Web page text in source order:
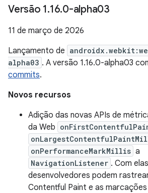
Versão 1.16.0-alpha03
11 de março de 2026
Lançamento de
alpha03 . A versão 1.16.0-alpha03
commits.
Novos recursos
Adição das novas APIs de
da Web
onPerformanceMarkMillis a
NavigationListener . Com
desenvolvedores podem
Contentful Paint e as